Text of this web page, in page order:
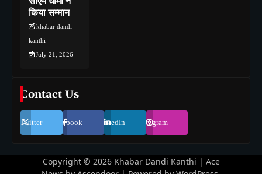
किया सम्मान
khabar dandi
kanthi
July 21, 2026
Contact Us
Twitter Facebook LinkedIn Instagram
Copyright © 2026 Khabar Dandi Kanthi | Ace